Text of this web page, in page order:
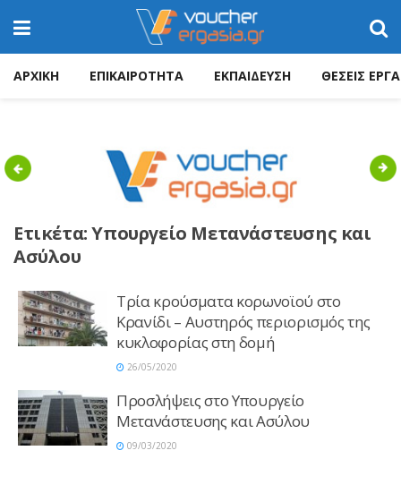
ΑΡΧΙΚΗ ΕΠΙΚΑΙΡΟΤΗΤΑ ΕΚΠΑΙΔΕΥΣΗ ΘΕΣΕΙΣ
Previous
Ετικέτα:Υπουργείο Μετανάστευσης και
Ασύλου
Τρία κρούσματα κορωνοϊού στο
Κρανίδι – Αυστηρός περιορισμός της
κυκλοφορίας στη δομή
26/05/2020
Προσλήψεις στο Υπουργείο
Μετανάστευσης και Ασύλου
09/03/2020